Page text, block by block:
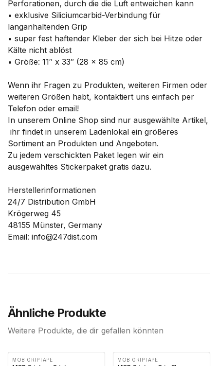
Perforationen, durch die die Luft entweichen kann
• exklusive Siliciumcarbid-Verbindung für
langanhaltenden Grip
• super fest haftender Kleber der sich bei Hitze oder
Kälte nicht ablöst
• Größe: 11″ x 33″ (28 x 85 cm)
Wenn ihr Fragen zu Produkten, weiteren Firmen oder
weiteren Größen habt, kontaktiert uns einfach per
Telefon oder email!
In unserem Online Shop sind nur ausgewählte Artikel,
ihr findet in unserem Ladenlokal ein größeres
Sortiment an Produkten und Angeboten.
Zu jedem verschickten Paket legen wir ein
ausgewähltes Stickerpaket gratis dazu.
Herstellerinformationen
24/7 Distribution GmbH
Krögerweg 45
48155 Münster, Germany
Email: info@247dist.com
Ähnliche Produkte
Weitere Produkte, die dir gefallen könnten
MOB GRIPTAPE MOB GRIPTAPE